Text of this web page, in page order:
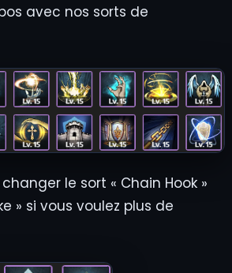
avec nos sorts de
le sort « Chain Hook »
» si vous voulez plus de